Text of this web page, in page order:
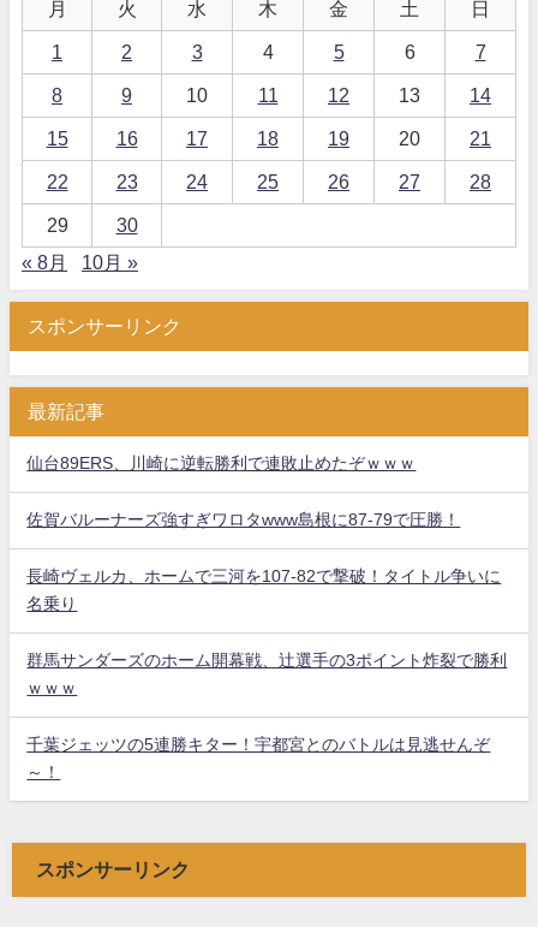
月 火 水 木 金 土 日
1 2 3 4 5 6 7
8 9 10 11 12 13 14
15 16 17 18 19 20 21
22 23 24 25 26 27 28
29
30
« 8月
10月 »
スポンサーリンク
最新記事
仙台89ERS、川崎に逆転勝利で連敗止めたぞｗｗｗ
佐賀バルーナーズ強すぎワロタwww島根に87-79で圧勝！
長崎ヴェルカ、ホームで三河を107-82で撃破！タイトル争いに
名乗り
群馬サンダーズのホーム開幕戦、辻選手の3ポイント炸裂で勝利
ｗｗｗ
千葉ジェッツの5連勝キター！宇都宮とのバトルは見逃せんぞ
～！
スポンサーリンク